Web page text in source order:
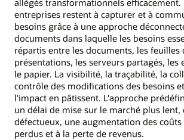
entreprises restent à capturer et à
besoins grâce à une approche
documents dans laquelle les besoins
répartis entre les documents, les feuilles
présentations, les serveurs partagés, les
le papier. La visibilité, la traçabilité, la
contrôle des modifications des besoins
l'impact en pâtissent. L'approche
un délai de mise sur le marché plus
défectueux, une augmentation des coûts
perdus et à la perte de revenus.